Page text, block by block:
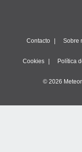
Contacto Sobre
Cookies Política
© 2026